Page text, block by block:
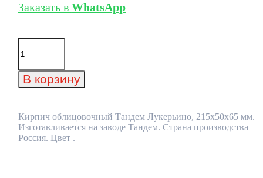
Заказать в WhatsApp
Количество
товара
облицовочный
Тандем
мм
В корзину
Кирпич облицовочный Тандем Лукерьино, 215x50x65 мм.
Изготавливается на заводе Тандем. Страна производства
Россия. Цвет .